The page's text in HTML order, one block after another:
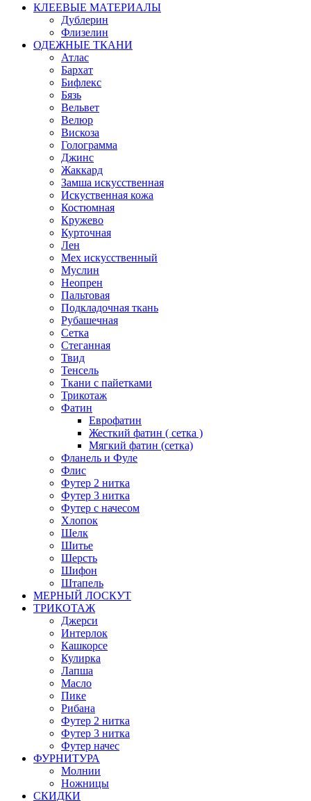
КЛЕЕВЫЕ МАТЕРИАЛЫ
Дублерин
Флизелин
ОДЕЖНЫЕ ТКАНИ
Атлас
Бархат
Бифлекс
Бязь
Вельвет
Велюр
Вискоза
Голограмма
Джинс
Жаккард
Замша искусственная
Искуственная кожа
Костюмная
Кружево
Курточная
Лен
Мех искусственный
Муслин
Неопрен
Пальтовая
Подкладочная ткань
Рубашечная
Сетка
Стеганная
Твид
Тенсель
Ткани с пайетками
Трикотаж
Фатин
Еврофатин
Жесткий фатин ( сетка )
Мягкий фатин (сетка)
Фланель и Фуле
Флис
Футер 2 нитка
Футер 3 нитка
Футер с начесом
Хлопок
Шелк
Шитье
Шерсть
Шифон
Штапель
МЕРНЫЙ ЛОСКУТ
ТРИКОТАЖ
Джерси
Интерлок
Кашкорсе
Кулирка
Лапша
Масло
Пике
Рибана
Футер 2 нитка
Футер 3 нитка
Футер начес
ФУРНИТУРА
Молнии
Ножницы
СКИДКИ